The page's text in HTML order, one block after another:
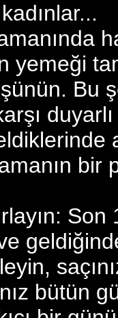
yemeği
Bu
bir
Son
bütün